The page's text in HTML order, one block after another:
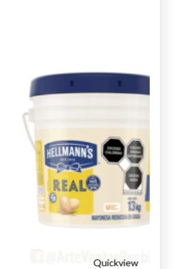
Quickview